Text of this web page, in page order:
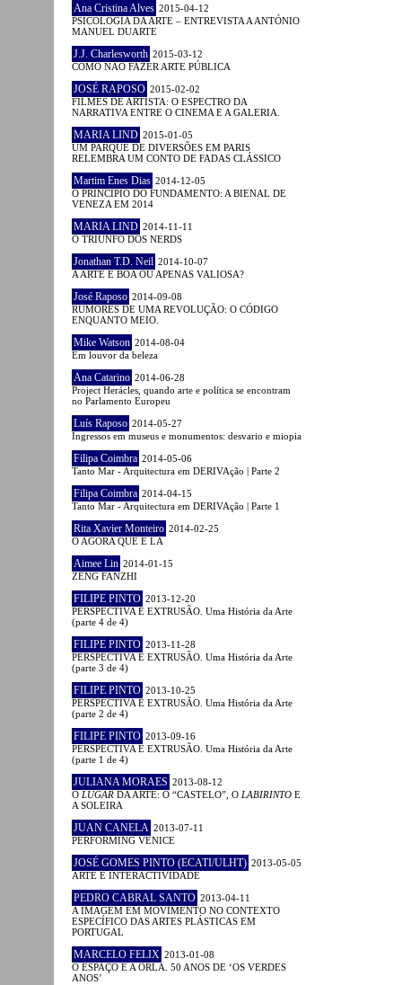
Ana Cristina Alves 2015-04-12
PSICOLOGIA DA ARTE – ENTREVISTA A ANTÓNIO
MANUEL DUARTE
J.J. Charlesworth 2015-03-12
COMO NÃO FAZER ARTE PÚBLICA
JOSÉ RAPOSO 2015-02-02
FILMES DE ARTISTA: O ESPECTRO DA
NARRATIVA ENTRE O CINEMA E A GALERIA.
MARIA LIND 2015-01-05
UM PARQUE DE DIVERSÕES EM PARIS
RELEMBRA UM CONTO DE FADAS CLÁSSICO
Martim Enes Dias 2014-12-05
O PRINCÍPIO DO FUNDAMENTO: A BIENAL DE
VENEZA EM 2014
MARIA LIND 2014-11-11
O TRIUNFO DOS NERDS
Jonathan T.D. Neil 2014-10-07
A ARTE É BOA OU APENAS VALIOSA?
José Raposo 2014-09-08
RUMORES DE UMA REVOLUÇÃO: O CÓDIGO
ENQUANTO MEIO.
Mike Watson 2014-08-04
Em louvor da beleza
Ana Catarino 2014-06-28
Project Herácles, quando arte e política se encontram
no Parlamento Europeu
Luís Raposo 2014-05-27
Ingressos em museus e monumentos: desvario e miopia
Filipa Coimbra 2014-05-06
Tanto Mar - Arquitectura em DERIVAção | Parte 2
Filipa Coimbra 2014-04-15
Tanto Mar - Arquitectura em DERIVAção | Parte 1
Rita Xavier Monteiro 2014-02-25
O AGORA QUE É LÁ
Aimee Lin 2014-01-15
ZENG FANZHI
FILIPE PINTO 2013-12-20
PERSPECTIVA E EXTRUSÃO. Uma História da Arte
(parte 4 de 4)
FILIPE PINTO 2013-11-28
PERSPECTIVA E EXTRUSÃO. Uma História da Arte
(parte 3 de 4)
FILIPE PINTO 2013-10-25
PERSPECTIVA E EXTRUSÃO. Uma História da Arte
(parte 2 de 4)
FILIPE PINTO 2013-09-16
PERSPECTIVA E EXTRUSÃO. Uma História da Arte
(parte 1 de 4)
JULIANA MORAES 2013-08-12
O LUGAR DA ARTE: O “CASTELO”, O LABIRINTO E
A SOLEIRA
JUAN CANELA 2013-07-11
PERFORMING VENICE
JOSÉ GOMES PINTO (ECATI/ULHT) 2013-05-05
ARTE E INTERACTIVIDADE
PEDRO CABRAL SANTO 2013-04-11
A IMAGEM EM MOVIMENTO NO CONTEXTO
ESPECÍFICO DAS ARTES PLÁSTICAS EM
PORTUGAL
MARCELO FELIX 2013-01-08
O ESPAÇO E A ORLA. 50 ANOS DE ‘OS VERDES
ANOS’